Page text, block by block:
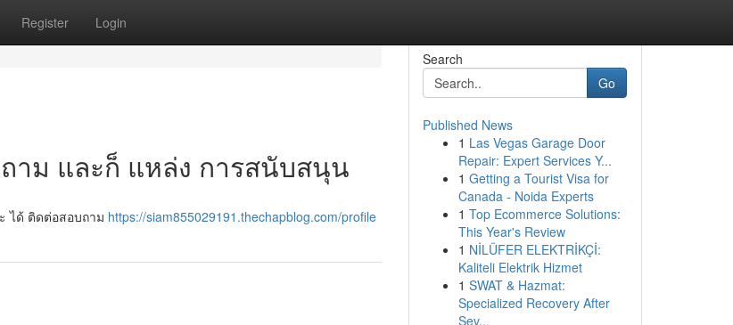
Register Login
าม และก็ แหล่ง การสนับสนุน
ได้ ติดต่อสอบถาม https://siam855029191.thechapblog.com/profile
Search
Go
Published News
1 Las Vegas Garage Door
Repair: Expert Services Y...
1 Getting a Tourist Visa for
Canada - Noida Experts
1 Top Ecommerce Solutions:
This Year's Review
1 NİLÜFER ELEKTRİKÇİ:
Kaliteli Elektrik Hizmet
1 SWAT & Hazmat:
Specialized Recovery After
Sev...